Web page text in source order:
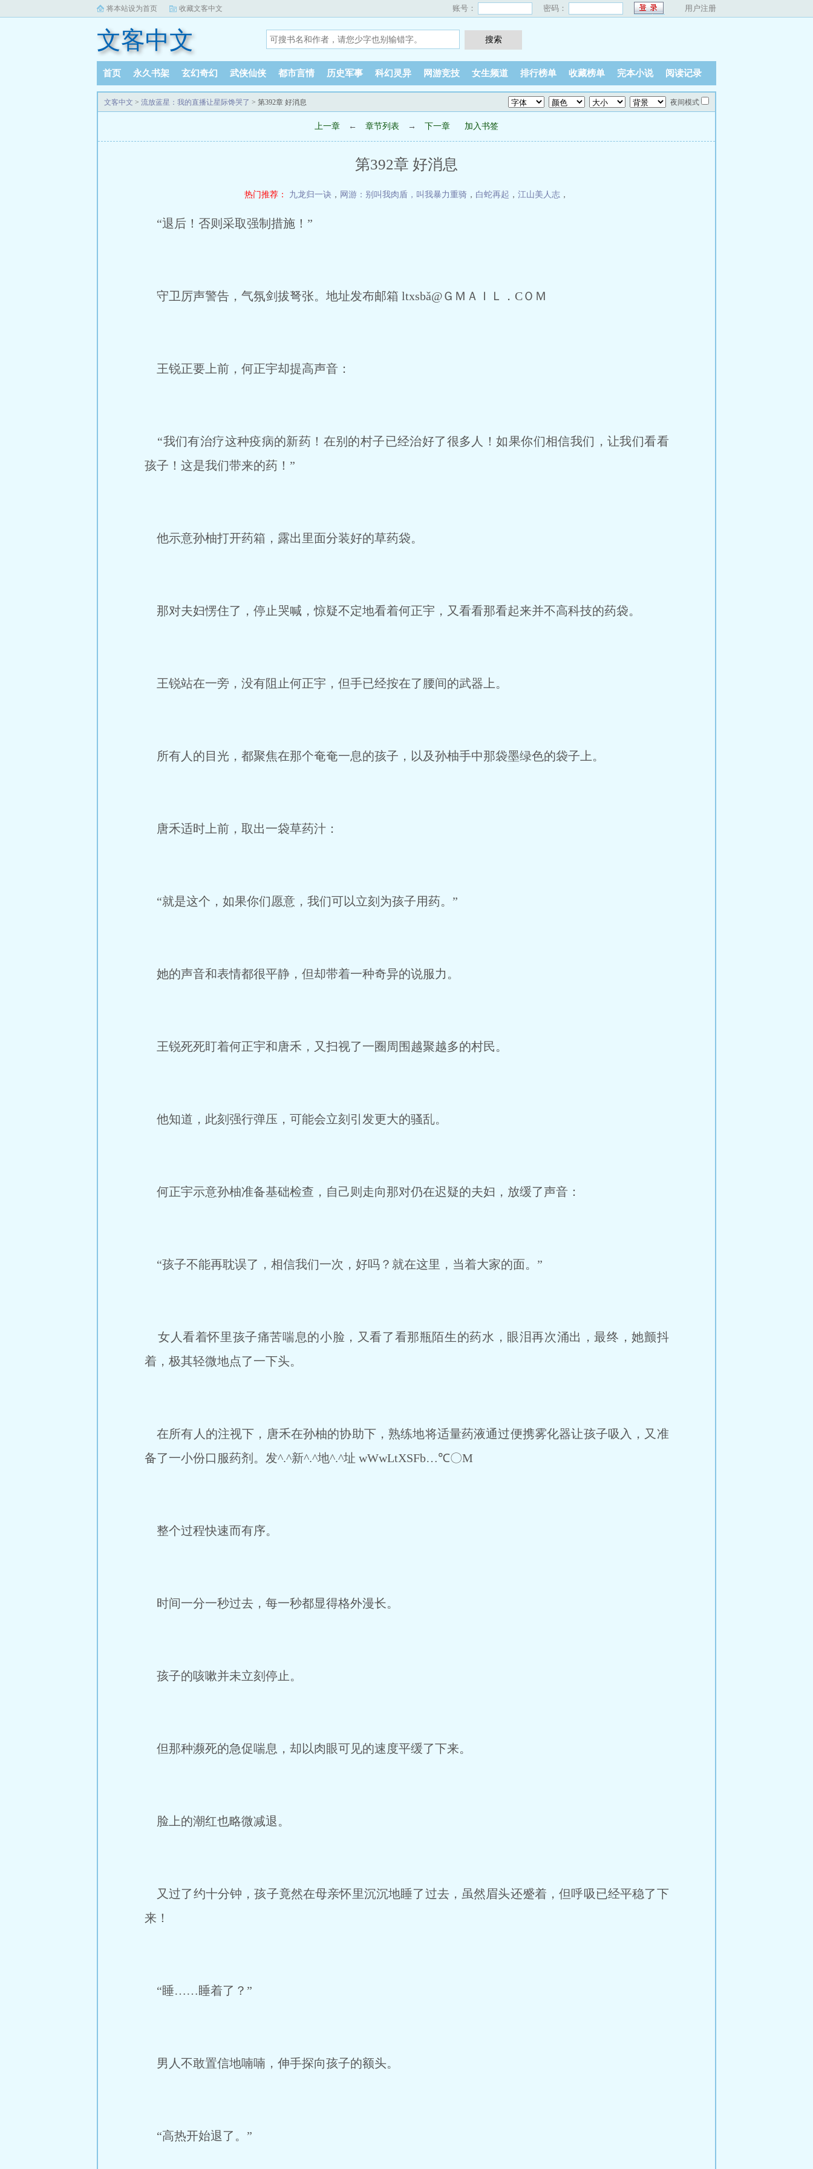
将本站设为首页 收藏文客中文 账号： 密码： 用户注册
文客中文
首页 永久书架 玄幻奇幻 武侠仙侠 都市言情 历史军事 科幻灵异 网游竞技 女生频道 排行榜单 收藏榜单 完本小说 阅读记录
文客中文 > 流放蓝星：我的直播让星际馋哭了 > 第392章 好消息 夜间模式
上一章 ← 章节列表 → 下一章 加入书签
第392章 好消息
热门推荐： 九龙归一诀 ， 网游：别叫我肉盾，叫我暴力重骑 ， 白蛇再起 ， 江山美人志 ，
“退后！否则采取强制措施！”
守卫厉声警告，气氛剑拔弩张。地址发布邮箱 ltxsbǎ@ＧＭＡＩＬ．CＯＭ
王锐正要上前，何正宇却提高声音：
“我们有治疗这种疫病的新药！在别的村子已经治好了很多人！如果你们相信我们，让我们看看
孩子！这是我们带来的药！”
他示意孙柚打开药箱，露出里面分装好的草药袋。
那对夫妇愣住了，停止哭喊，惊疑不定地看着何正宇，又看看那看起来并不高科技的药袋。
王锐站在一旁，没有阻止何正宇，但手已经按在了腰间的武器上。
所有人的目光，都聚焦在那个奄奄一息的孩子，以及孙柚手中那袋墨绿色的袋子上。
唐禾适时上前，取出一袋草药汁：
“就是这个，如果你们愿意，我们可以立刻为孩子用药。”
她的声音和表情都很平静，但却带着一种奇异的说服力。
王锐死死盯着何正宇和唐禾，又扫视了一圈周围越聚越多的村民。
他知道，此刻强行弹压，可能会立刻引发更大的骚乱。
何正宇示意孙柚准备基础检查，自己则走向那对仍在迟疑的夫妇，放缓了声音：
“孩子不能再耽误了，相信我们一次，好吗？就在这里，当着大家的面。”
女人看着怀里孩子痛苦喘息的小脸，又看了看那瓶陌生的药水，眼泪再次涌出，最终，她颤抖
着，极其轻微地点了一下头。
在所有人的注视下，唐禾在孙柚的协助下，熟练地将适量药液通过便携雾化器让孩子吸入，又准
备了一小份口服药剂。发^.^新^.^地^.^址 wWwLtXSFb…℃〇M
整个过程快速而有序。
时间一分一秒过去，每一秒都显得格外漫长。
孩子的咳嗽并未立刻停止。
但那种濒死的急促喘息，却以肉眼可见的速度平缓了下来。
脸上的潮红也略微减退。
又过了约十分钟，孩子竟然在母亲怀里沉沉地睡了过去，虽然眉头还蹙着，但呼吸已经平稳了下
来！
“睡……睡着了？”
男人不敢置信地喃喃，伸手探向孩子的额头。
“高热开始退了。”